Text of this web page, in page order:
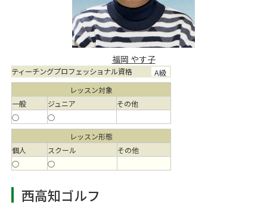
福岡 やす子
ティーチングプロフェッショナル資格 A級
レッスン対象
一般
ジュニア
その他
○
○
レッスン形態
個人
スクール
その他
○
○
西高知ゴルフ